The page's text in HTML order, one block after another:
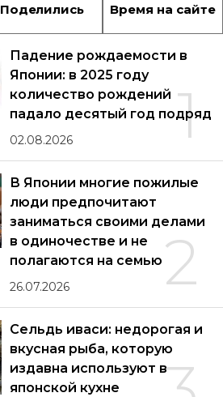
Поделились Время на сайте
1
Падение рождаемости в
Японии: в 2025 году
количество рождений
падало десятый год подряд
02.08.2026
2
В Японии многие пожилые
люди предпочитают
заниматься своими делами
в одиночестве и не
полагаются на семью
26.07.2026
Сельдь иваси: недорогая и
вкусная рыба, которую
издавна используют в
японской кухне